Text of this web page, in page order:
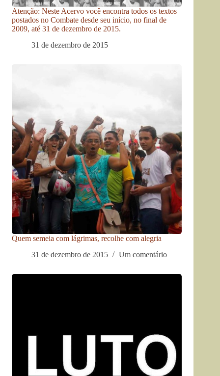
Atenção: Neste Acervo você encontra todos os textos
postados no Combate desde seu início, no final de
2009, até 31 de dezembro de 2015.
31 de dezembro de 2015
Quem semeia com lágrimas, recolhe com alegria
31 de dezembro de 2015
Um comentário